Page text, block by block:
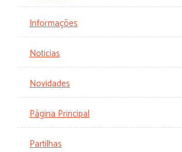
Informações
Noticias
Novidades
Página Principal
Partilhas